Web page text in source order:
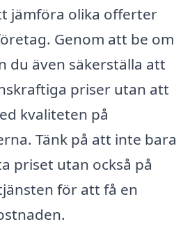
jämföra olika offerter
Genom att be om
du även säkerställa att
priser utan att
kvaliteten på
Tänk på att inte bara
priset utan också på
för att få en